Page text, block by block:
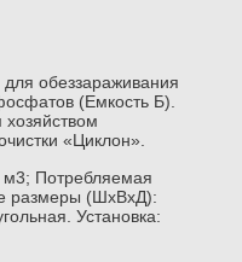
для обеззараживания
(Емкость Б).
«Циклон».
м3; Потребляемая
размеры (ШхВхД):
Установка: